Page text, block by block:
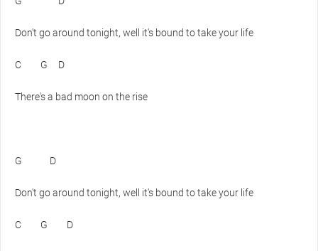
Don't go around tonight, well it's bound to take your life
C G D
There's a bad moon on the rise
G D
Don't go around tonight, well it's bound to take your life
C G D